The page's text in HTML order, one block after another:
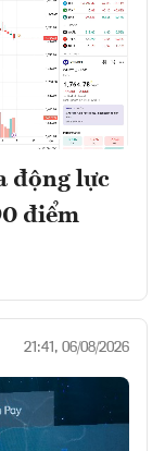
động lực
điểm
21:41, 06/08/2026